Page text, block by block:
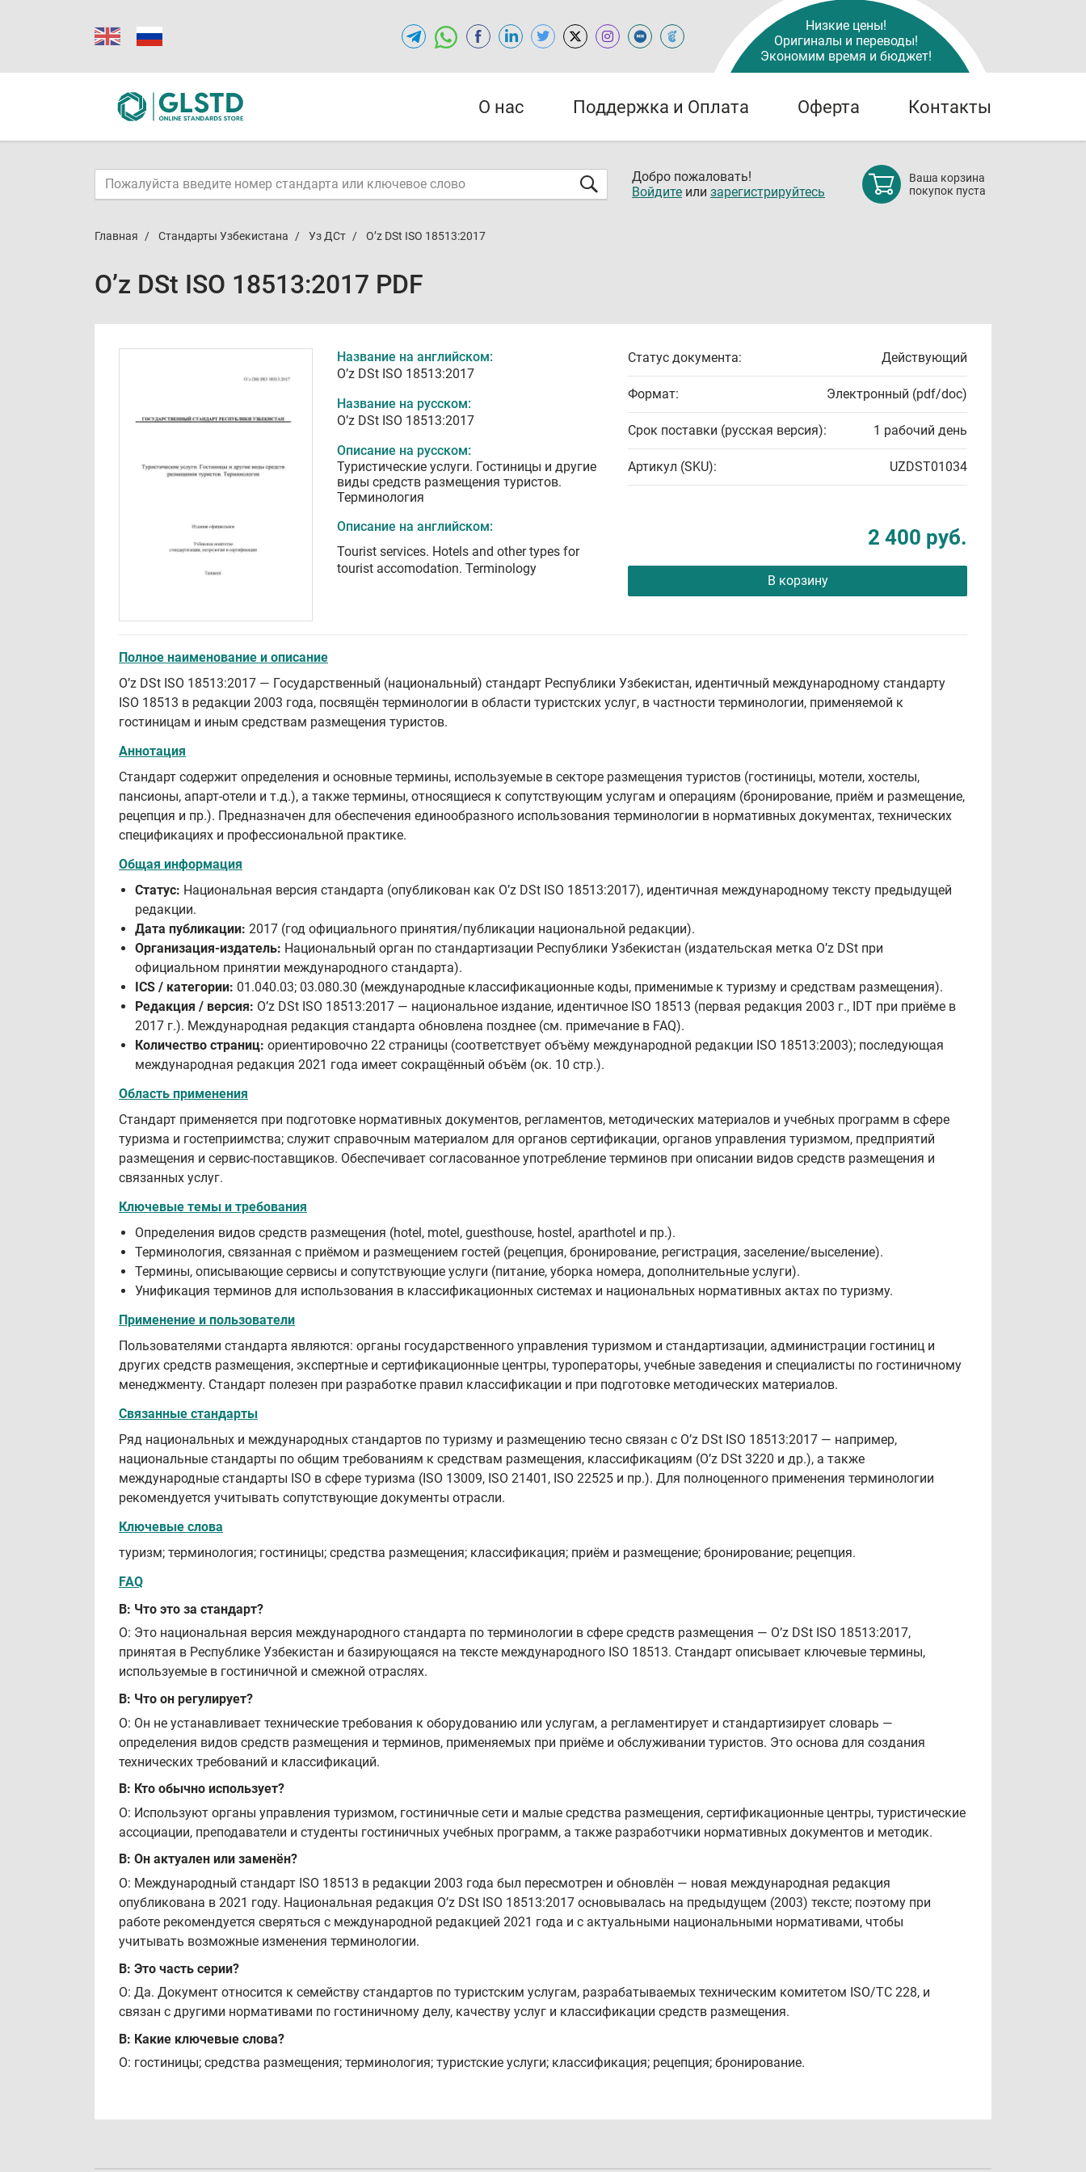
Низкие цены!
Оригиналы и переводы!
Экономим время и бюджет!
О нас Поддержка и Оплата Оферта Контакты
Добро пожаловать!
Войдите или зарегистрируйтесь
Ваша корзина
покупок пуста
Главная Стандарты Узбекистана Уз ДСт O’z DSt ISO 18513:2017
O’z DSt ISO 18513:2017 PDF
Название на английском:
O’z DSt ISO 18513:2017
Название на русском:
O’z DSt ISO 18513:2017
Описание на русском:
Туристические услуги. Гостиницы и другие
виды средств размещения туристов.
Терминология
Описание на английском:
Tourist services. Hotels and other types for
tourist accomodation. Terminology
Статус документа: Действующий
Формат: Электронный (pdf/doc)
Срок поставки (русская версия): 1 рабочий день
Артикул (SKU): UZDST01034
2 400 руб.
В корзину
Полное наименование и описание
Oʼz DSt ISO 18513:2017 — Государственный (национальный) стандарт Республики Узбекистан, идентичный международному стандарту
ISO 18513 в редакции 2003 года, посвящён терминологии в области туристских услуг, в частности терминологии, применяемой к
гостиницам и иным средствам размещения туристов.
Аннотация
Стандарт содержит определения и основные термины, используемые в секторе размещения туристов (гостиницы, мотели, хостелы,
пансионы, апарт‑отели и т.д.), а также термины, относящиеся к сопутствующим услугам и операциям (бронирование, приём и размещение,
рецепция и пр.). Предназначен для обеспечения единообразного использования терминологии в нормативных документах, технических
спецификациях и профессиональной практике.
Общая информация
Статус: Национальная версия стандарта (опубликован как Oʼz DSt ISO 18513:2017), идентичная международному тексту предыдущей
редакции.
Дата публикации: 2017 (год официального принятия/публикации национальной редакции).
Организация-издатель: Национальный орган по стандартизации Республики Узбекистан (издательская метка Oʼz DSt при
официальном принятии международного стандарта).
ICS / категории: 01.040.03; 03.080.30 (международные классификационные коды, применимые к туризму и средствам размещения).
Редакция / версия: Oʼz DSt ISO 18513:2017 — национальное издание, идентичное ISO 18513 (первая редакция 2003 г., IDT при приёме в
2017 г.). Международная редакция стандарта обновлена позднее (см. примечание в FAQ).
Количество страниц: ориентировочно 22 страницы (соответствует объёму международной редакции ISO 18513:2003); последующая
международная редакция 2021 года имеет сокращённый объём (ок. 10 стр.).
Область применения
Стандарт применяется при подготовке нормативных документов, регламентов, методических материалов и учебных программ в сфере
туризма и гостеприимства; служит справочным материалом для органов сертификации, органов управления туризмом, предприятий
размещения и сервис‑поставщиков. Обеспечивает согласованное употребление терминов при описании видов средств размещения и
связанных услуг.
Ключевые темы и требования
Определения видов средств размещения (hotel, motel, guesthouse, hostel, aparthotel и пр.).
Терминология, связанная с приёмом и размещением гостей (рецепция, бронирование, регистрация, заселение/выселение).
Термины, описывающие сервисы и сопутствующие услуги (питание, уборка номера, дополнительные услуги).
Унификация терминов для использования в классификационных системах и национальных нормативных актах по туризму.
Применение и пользователи
Пользователями стандарта являются: органы государственного управления туризмом и стандартизации, администрации гостиниц и
других средств размещения, экспертные и сертификационные центры, туроператоры, учебные заведения и специалисты по гостиничному
менеджменту. Стандарт полезен при разработке правил классификации и при подготовке методических материалов.
Связанные стандарты
Ряд национальных и международных стандартов по туризму и размещению тесно связан с Oʼz DSt ISO 18513:2017 — например,
национальные стандарты по общим требованиям к средствам размещения, классификациям (Oʼz DSt 3220 и др.), а также
международные стандарты ISO в сфере туризма (ISO 13009, ISO 21401, ISO 22525 и пр.). Для полноценного применения терминологии
рекомендуется учитывать сопутствующие документы отрасли.
Ключевые слова
туризм; терминология; гостиницы; средства размещения; классификация; приём и размещение; бронирование; рецепция.
FAQ
В: Что это за стандарт?
О: Это национальная версия международного стандарта по терминологии в сфере средств размещения — Oʼz DSt ISO 18513:2017,
принятая в Республике Узбекистан и базирующаяся на тексте международного ISO 18513. Стандарт описывает ключевые термины,
используемые в гостиничной и смежной отраслях.
В: Что он регулирует?
О: Он не устанавливает технические требования к оборудованию или услугам, а регламентирует и стандартизирует словарь —
определения видов средств размещения и терминов, применяемых при приёме и обслуживании туристов. Это основа для создания
технических требований и классификаций.
В: Кто обычно использует?
О: Используют органы управления туризмом, гостиничные сети и малые средства размещения, сертификационные центры, туристические
ассоциации, преподаватели и студенты гостиничных учебных программ, а также разработчики нормативных документов и методик.
В: Он актуален или заменён?
О: Международный стандарт ISO 18513 в редакции 2003 года был пересмотрен и обновлён — новая международная редакция
опубликована в 2021 году. Национальная редакция Oʼz DSt ISO 18513:2017 основывалась на предыдущем (2003) тексте; поэтому при
работе рекомендуется сверяться с международной редакцией 2021 года и с актуальными национальными нормативами, чтобы
учитывать возможные изменения терминологии.
В: Это часть серии?
О: Да. Документ относится к семейству стандартов по туристским услугам, разрабатываемых техническим комитетом ISO/TC 228, и
связан с другими нормативами по гостиничному делу, качеству услуг и классификации средств размещения.
В: Какие ключевые слова?
О: гостиницы; средства размещения; терминология; туристские услуги; классификация; рецепция; бронирование.